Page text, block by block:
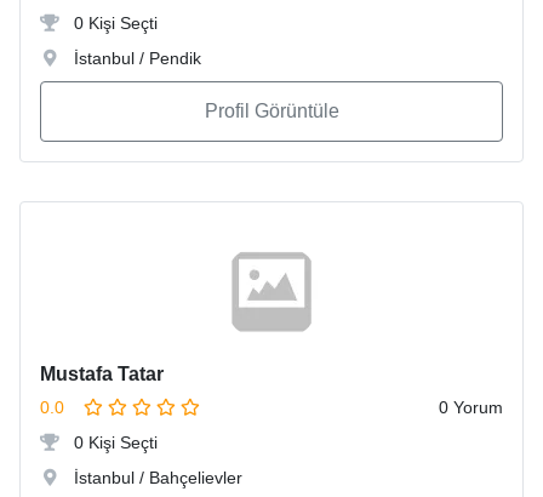
0 Kişi Seçti
İstanbul / Pendik
Profil Görüntüle
Mustafa Tatar
0.0
0 Yorum
0 Kişi Seçti
İstanbul / Bahçelievler